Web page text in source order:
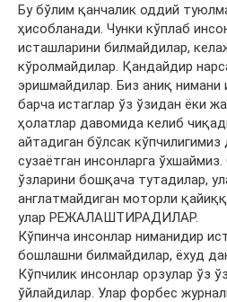
Бу бўлим қанчалик оддий
ҳисобланади. Чунки кўплаб
исташларини билмайдилар,
кўролмайдилар. Қандайдир
эришмайдилар. Биз аниқ
барча истаглар ўз ўзидан ёки
ҳолатлар давомида келиб
айтадиган бўлсак
сузаётган инсонларга
ўзларини бошқача тутадилар,
англатмайдиган моторли
улар РЕЖАЛАШТИРАДИЛАР.
Кўпинча инсонлар ниманидир
бошлашни билмайдилар, ёхуд
Кўпчилик инсонлар орзулар ўз
ўйлайдилар. Улар форбес